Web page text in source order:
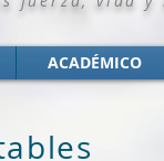
ACADÉMICO